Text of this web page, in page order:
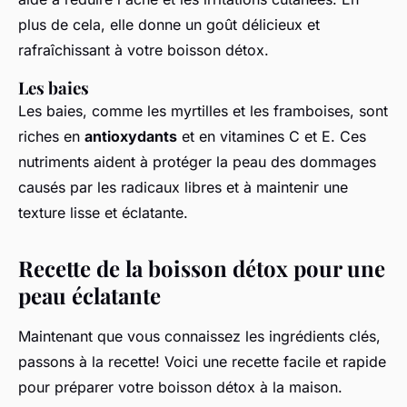
plus de cela, elle donne un goût délicieux et
rafraîchissant à votre boisson détox.
Les baies
Les baies, comme les myrtilles et les framboises, sont
riches en antioxydants et en vitamines C et E. Ces
nutriments aident à protéger la peau des dommages
causés par les radicaux libres et à maintenir une
texture lisse et éclatante.
Recette de la boisson détox pour une
peau éclatante
Maintenant que vous connaissez les ingrédients clés,
passons à la recette! Voici une recette facile et rapide
pour préparer votre boisson détox à la maison.